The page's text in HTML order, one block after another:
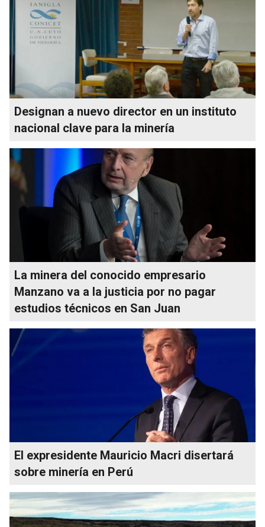
Designan a nuevo director en un instituto
nacional clave para la minería
La minera del conocido empresario
Manzano va a la justicia por no pagar
estudios técnicos en San Juan
El expresidente Mauricio Macri disertará
sobre minería en Perú